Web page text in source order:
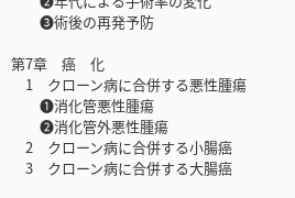
❸術後の再発予防
第7章 癌 化
1 クローン病に合併する悪性腫瘍
❶消化管悪性腫瘍
❷消化管外悪性腫瘍
2 クローン病に合併する小腸癌
3 クローン病に合併する大腸癌